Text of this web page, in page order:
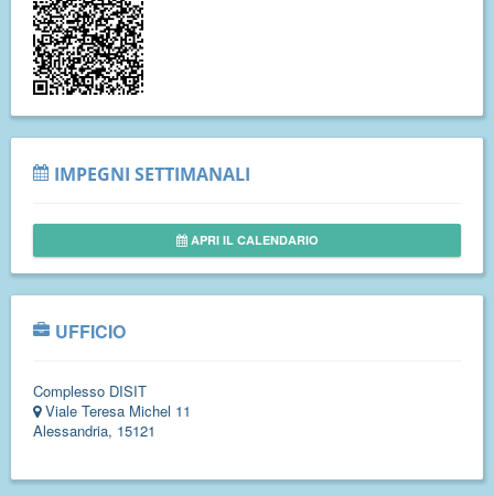
IMPEGNI SETTIMANALI
APRI IL CALENDARIO
UFFICIO
Complesso DISIT
Viale Teresa Michel 11
Alessandria, 15121